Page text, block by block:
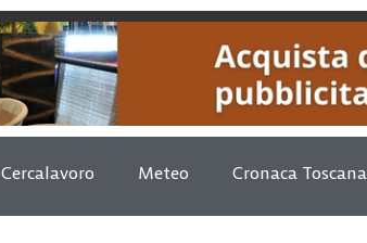
Cercalavoro Meteo Cronaca Toscana